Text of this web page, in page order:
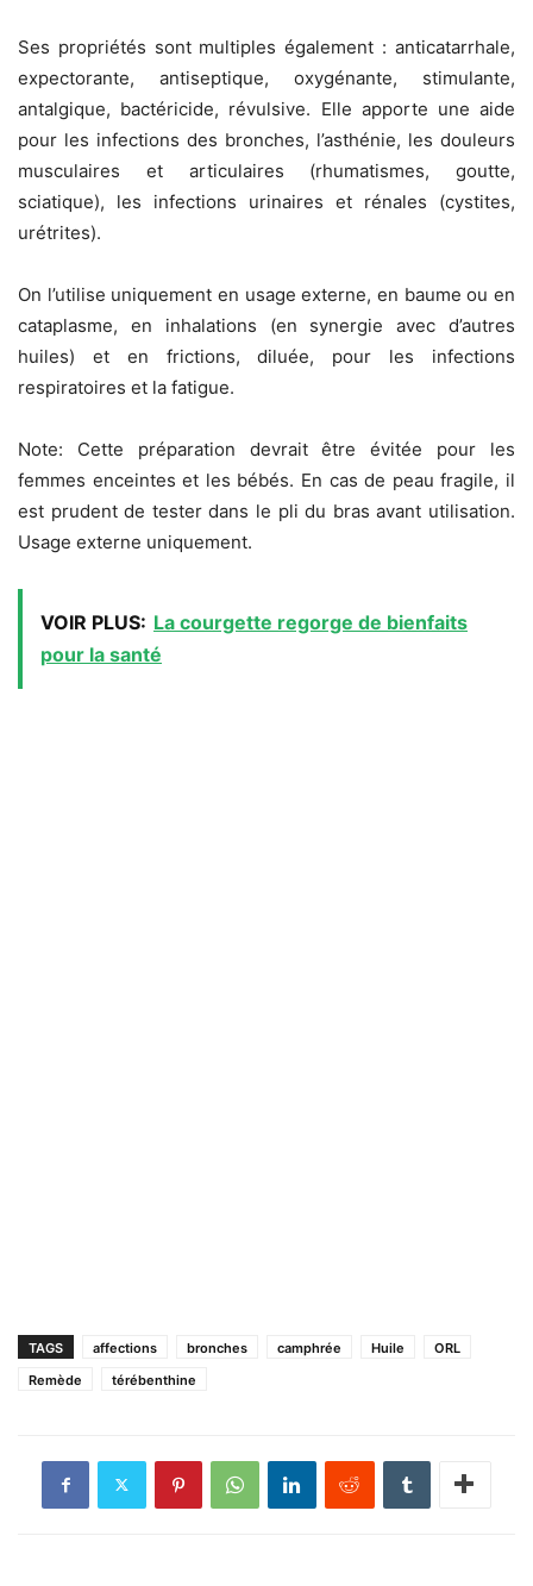
Ses propriétés sont multiples également : anticatarrhale,
expectorante, antiseptique, oxygénante, stimulante,
antalgique, bactéricide, révulsive. Elle apporte une aide
pour les infections des bronches, l’asthénie, les douleurs
musculaires et articulaires (rhumatismes, goutte,
sciatique), les infections urinaires et rénales (cystites,
urétrites).
On l’utilise uniquement en usage externe, en baume ou en
cataplasme, en inhalations (en synergie avec d’autres
huiles) et en frictions, diluée, pour les infections
respiratoires et la fatigue.
Note: Cette préparation devrait être évitée pour les
femmes enceintes et les bébés. En cas de peau fragile, il
est prudent de tester dans le pli du bras avant utilisation.
Usage externe uniquement.
VOIR PLUS: La courgette regorge de bienfaits
pour la santé
TAGS affections bronches camphrée Huile
ORL
Remède
térébenthine